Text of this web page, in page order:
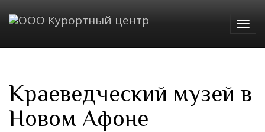
Краеведческий музей в
Новом Афоне